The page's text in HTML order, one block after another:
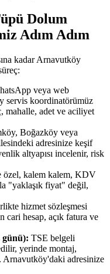
Dolum
Adım Adım
kadar Arnavutköy
veya web
servis koordinatörümüz
mahalle, adet ve aciliyet
Boğazköy veya
adresinize keşif
altyapısı incelenir, risk
özel, kalem kalem, KDV
"yaklaşık fiyat" değil,
hizmet sözleşmesi
cari hesap, açık fatura ve
günü): TSE belgeli
yerinde montaj,
Arnavutköy'daki adresinize